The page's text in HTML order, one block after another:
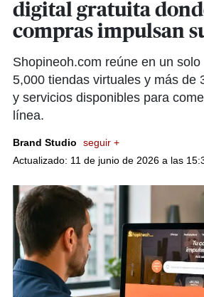
digital gratuita
compras impulsan
Shopineoh.com reúne en un
5,000 tiendas virtuales y más de
y servicios disponibles para
línea.
Brand Studio
seguir +
Actualizado: 11 de junio de 2026 a las